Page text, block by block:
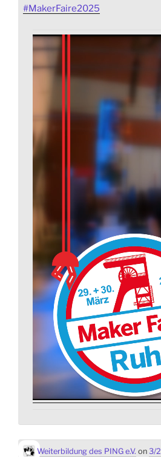
#MakerFaire2025
Weiterbildung des PING e.V. on 3/